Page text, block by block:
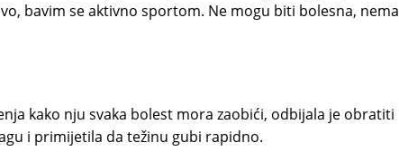
bavim se aktivno sportom. Ne mogu biti bolesna, nema
kako nju svaka bolest mora zaobići, odbijala je obratiti
i primijetila da težinu gubi rapidno.